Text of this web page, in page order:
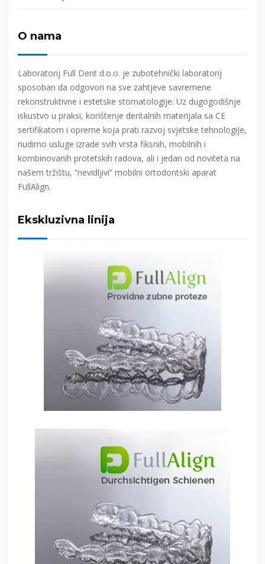
O nama
Laboratorij Full Dent d.o.o. je zubotehnički laboratorij
sposoban da odgovori na sve zahtjeve savremene
rekonstruktivne i estetske stomatologije. Uz dugogodišnje
iskustvo u praksi, korištenje dentalnih materijala sa CE
sertifikatom i opreme koja prati razvoj svjetske tehnologije,
nudimo usluge izrade svih vrsta fiksnih, mobilnih i
kombinovanih protetskih radova, ali i jedan od noviteta na
našem tržištu, “nevidljivi” mobilni ortodontski aparat
FullAlign.
Ekskluzivna linija